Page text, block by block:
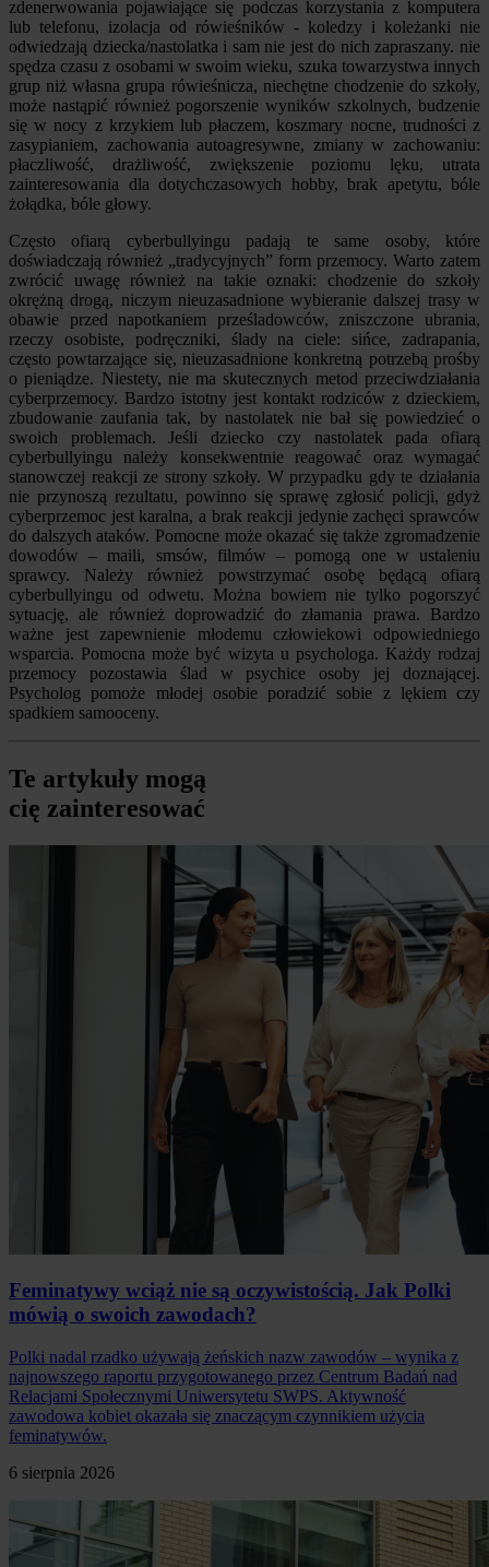
zdenerwowania pojawiające się podczas korzystania z komputera
lub telefonu, izolacja od rówieśników - koledzy i koleżanki nie
odwiedzają dziecka/nastolatka i sam nie jest do nich zapraszany. nie
spędza czasu z osobami w swoim wieku, szuka towarzystwa innych
grup niż własna grupa rówieśnicza, niechętne chodzenie do szkoły,
może nastąpić również pogorszenie wyników szkolnych, budzenie
się w nocy z krzykiem lub płaczem, koszmary nocne, trudności z
zasypianiem, zachowania autoagresywne, zmiany w zachowaniu:
płaczliwość, drażliwość, zwiększenie poziomu lęku, utrata
zainteresowania dla dotychczasowych hobby, brak apetytu, bóle
żołądka, bóle głowy.
Często ofiarą cyberbullyingu padają te same osoby, które
doświadczają również „tradycyjnych” form przemocy. Warto zatem
zwrócić uwagę również na takie oznaki: chodzenie do szkoły
okrężną drogą, niczym nieuzasadnione wybieranie dalszej trasy w
obawie przed napotkaniem prześladowców, zniszczone ubrania,
rzeczy osobiste, podręczniki, ślady na ciele: sińce, zadrapania,
często powtarzające się, nieuzasadnione konkretną potrzebą prośby
o pieniądze. Niestety, nie ma skutecznych metod przeciwdziałania
cyberprzemocy. Bardzo istotny jest kontakt rodziców z dzieckiem,
zbudowanie zaufania tak, by nastolatek nie bał się powiedzieć o
swoich problemach. Jeśli dziecko czy nastolatek pada ofiarą
cyberbullyingu należy konsekwentnie reagować oraz wymagać
stanowczej reakcji ze strony szkoły. W przypadku gdy te działania
nie przynoszą rezultatu, powinno się sprawę zgłosić policji, gdyż
cyberprzemoc jest karalna, a brak reakcji jedynie zachęci sprawców
do dalszych ataków. Pomocne może okazać się także zgromadzenie
dowodów – maili, smsów, filmów – pomogą one w ustaleniu
sprawcy. Należy również powstrzymać osobę będącą ofiarą
cyberbullyingu od odwetu. Można bowiem nie tylko pogorszyć
sytuację, ale również doprowadzić do złamania prawa. Bardzo
ważne jest zapewnienie młodemu człowiekowi odpowiedniego
wsparcia. Pomocna może być wizyta u psychologa. Każdy rodzaj
przemocy pozostawia ślad w psychice osoby jej doznającej.
Psycholog pomoże młodej osobie poradzić sobie z lękiem czy
spadkiem samooceny.
Te artykuły mogą
cię zainteresować
Feminatywy wciąż nie są oczywistością. Jak Polki
mówią o swoich zawodach?
Polki nadal rzadko używają żeńskich nazw zawodów – wynika z
najnowszego raportu przygotowanego przez Centrum Badań nad
Relacjami Społecznymi Uniwersytetu SWPS. Aktywność
zawodowa kobiet okazała się znaczącym czynnikiem użycia
feminatywów.
6 sierpnia 2026